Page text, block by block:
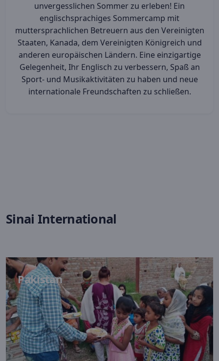
unvergesslichen Sommer zu erleben! Ein
englischsprachiges Sommercamp mit
muttersprachlichen Betreuern aus den Vereinigten
Staaten, Kanada, dem Vereinigten Königreich und
anderen europäischen Ländern. Eine einzigartige
Gelegenheit, Ihr Englisch zu verbessern, Spaß an
Sport- und Musikaktivitäten zu haben und neue
internationale Freundschaften zu schließen.
Sinai International
Pakistan